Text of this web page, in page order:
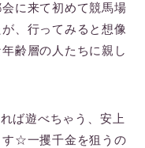
に来て初めて競馬場
、行ってみると想像
齢層の人たちに親し
ば遊べちゃう、安上
す☆一攫千金を狙うの